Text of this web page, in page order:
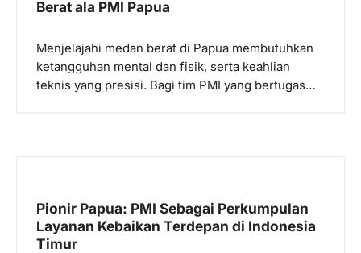
Berat ala PMI Papua
Menjelajahi medan berat di Papua membutuhkan
ketangguhan mental dan fisik, serta keahlian
teknis yang presisi. Bagi tim PMI yang bertugas…
Pionir Papua: PMI Sebagai Perkumpulan
Layanan Kebaikan Terdepan di Indonesia
Timur